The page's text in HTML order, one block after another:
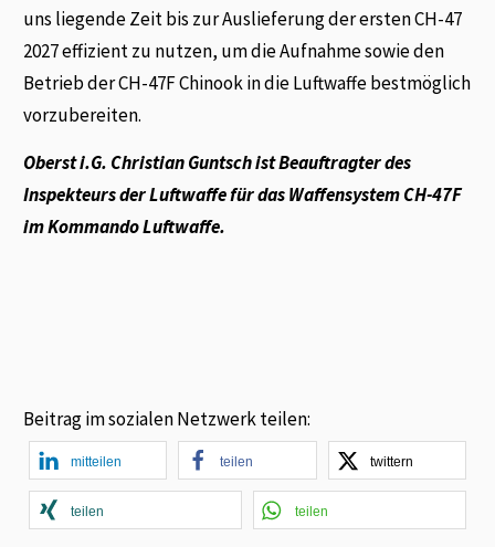
uns liegende Zeit bis zur Auslieferung der ersten CH-47
2027 effizient zu nutzen, um die Aufnahme sowie den
Betrieb der CH-47F Chinook in die Luftwaffe bestmöglich
vorzubereiten.
Oberst i.G. Christian Guntsch ist Beauftragter des
Inspekteurs der Luftwaffe für das Waffensystem CH-47F
im Kommando Luftwaffe.
Beitrag im sozialen Netzwerk teilen:
mitteilen teilen twittern
teilen teilen